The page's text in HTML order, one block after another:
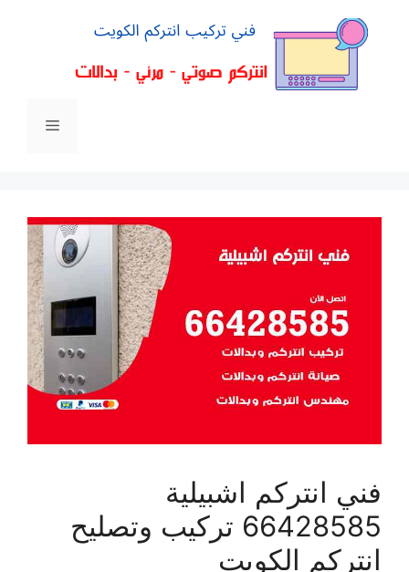
فني انتركم اشبيلية
66428585 تركيب وتصليح
انتركم الكويت